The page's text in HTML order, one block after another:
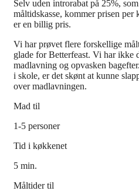
Selv uden introrabat på 25%,
måltidskasse, kommer prisen
er en billig pris.
Vi har prøvet flere forskellige
glade for Betterfeast. Vi har ikke
madlavning og opvasken
i skole, er det skønt at kunne
over madlavningen.
Mad til
1-5 personer
Tid i køkkenet
5 min.
Måltider til